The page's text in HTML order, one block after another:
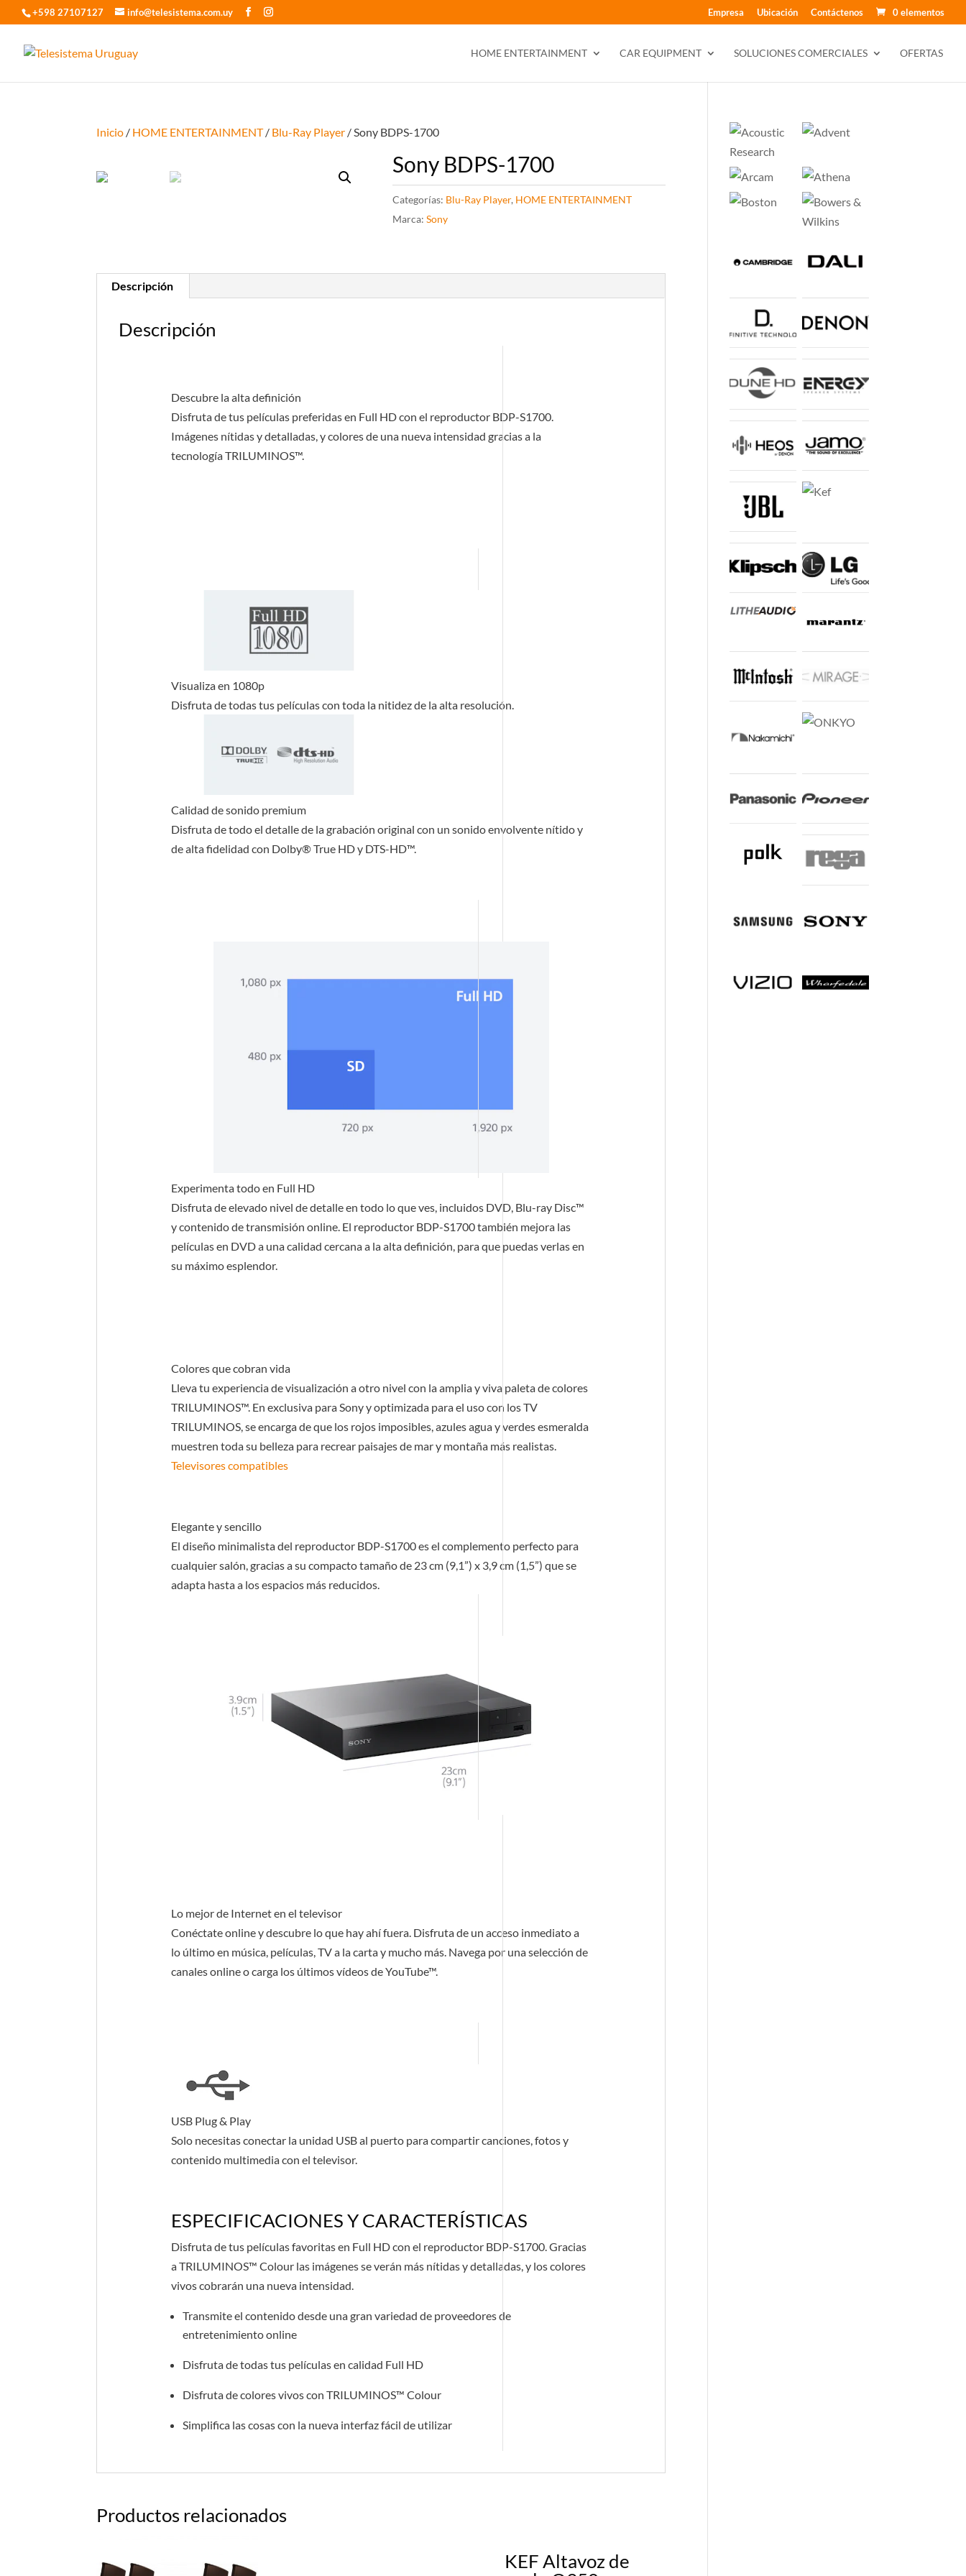
+598 27107127 info@telesistema.com.uy Empresa Ubicación Contáctenos 0 elementos
HOME ENTERTAINMENT CAR EQUIPMENT SOLUCIONES COMERCIALES OFERTAS
Inicio / HOME ENTERTAINMENT/ Blu-Ray Player / Sony BDPS-1700
Sony BDPS-1700
Categorías: Blu-Ray Player, HOME ENTERTAINMENT
Marca:Sony
Descripción
Descripción
Descubre la alta definición
Disfruta de tus películas preferidas en Full HD con el reproductor BDP-S1700.
Imágenes nítidas y detalladas, y colores de una nueva intensidad gracias a la
tecnología TRILUMINOS™.
Visualiza en 1080p
Disfruta de todas tus películas con toda la nitidez de la alta resolución.
Calidad de sonido premium
Disfruta de todo el detalle de la grabación original con un sonido envolvente nítido y
de alta fidelidad con Dolby® True HD y DTS-HD™.
Experimenta todo en Full HD
Disfruta de elevado nivel de detalle en todo lo que ves, incluidos DVD, Blu-ray Disc™
y contenido de transmisión online. El reproductor BDP-S1700 también mejora las
películas en DVD a una calidad cercana a la alta definición, para que puedas verlas en
su máximo esplendor.
Colores que cobran vida
Lleva tu experiencia de visualización a otro nivel con la amplia y viva paleta de colores
TRILUMINOS™. En exclusiva para Sony y optimizada para el uso con los TV
TRILUMINOS, se encarga de que los rojos imposibles, azules agua y verdes esmeralda
muestren toda su belleza para recrear paisajes de mar y montaña más realistas.
Televisores compatibles
Elegante y sencillo
El diseño minimalista del reproductor BDP-S1700 es el complemento perfecto para
cualquier salón, gracias a su compacto tamaño de 23 cm (9,1”) x 3,9 cm (1,5”) que se
adapta hasta a los espacios más reducidos.
Lo mejor de Internet en el televisor
Conéctate online y descubre lo que hay ahí fuera. Disfruta de un acceso inmediato a
lo último en música, películas, TV a la carta y mucho más. Navega por una selección de
canales online o carga los últimos vídeos de YouTube™.
USB Plug & Play
Solo necesitas conectar la unidad USB al puerto para compartir canciones, fotos y
contenido multimedia con el televisor.
ESPECIFICACIONES Y CARACTERÍSTICAS
Disfruta de tus películas favoritas en Full HD con el reproductor BDP-S1700. Gracias
a TRILUMINOS™ Colour las imágenes se verán más nítidas y detalladas, y los colores
vivos cobrarán una nueva intensidad.
Transmite el contenido desde una gran variedad de proveedores de
entretenimiento online
Disfruta de todas tus películas en calidad Full HD
Disfruta de colores vivos con TRILUMINOS™ Colour
Simplifica las cosas con la nueva interfaz fácil de utilizar
Productos relacionados
KEF Altavoz de